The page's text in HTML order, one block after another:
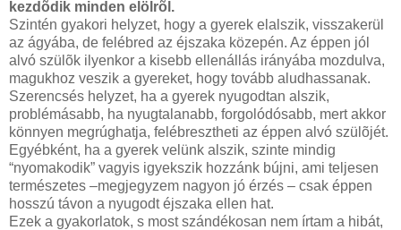
kezdõdik minden elölrõl.
Szintén gyakori helyzet, hogy a gyerek elalszik, visszakerül
az ágyába, de felébred az éjszaka közepén. Az éppen jól
alvó szülõk ilyenkor a kisebb ellenállás irányába mozdulva,
magukhoz veszik a gyereket, hogy tovább aludhassanak.
Szerencsés helyzet, ha a gyerek nyugodtan alszik,
problémásabb, ha nyugtalanabb, forgolódósabb, mert akkor
könnyen megrúghatja, felébresztheti az éppen alvó szülõjét.
Egyébként, ha a gyerek velünk alszik, szinte mindig
“nyomakodik” vagyis igyekszik hozzánk bújni, ami teljesen
természetes –megjegyzem nagyon jó érzés – csak éppen
hosszú távon a nyugodt éjszaka ellen hat.
Ezek a gyakorlatok, s most szándékosan nem írtam a hibát,